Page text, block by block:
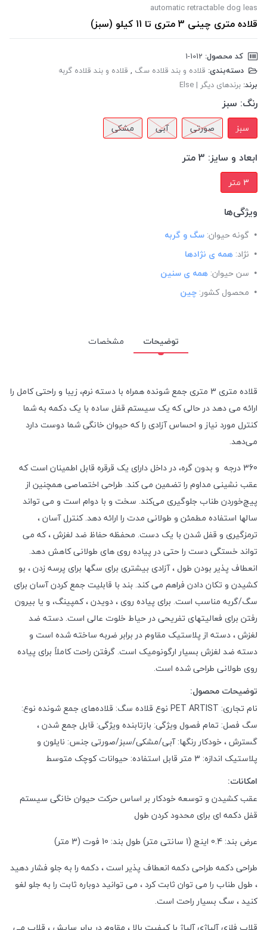
automatic retractable dog leas
قلاده متری چینی 3 متری تا 11 کیلو (سبز)
کد محصول:
دسته‌بندی: قلاده و بند قلاده سگ , قلاده و بند قلاده گربه
برند: برندهای دیگر | Else
رنگ: سبز
سبز صورتی آبی مشکی
ابعاد و سایز: 3 متر
3 متر
ویژگی‌ها
گونه حیوان: سگ و گربه
نژاد: همه ی نژادها
سن حیوان: همه ی سنین
محصول کشور: چین
توضیحات مشخصات
قلاده متری 3 متری جمع شونده همراه با دسته نرم، زیبا و راحتی کامل را
ارائه می دهد در حالی که یک سیستم قفل ساده با یک دکمه به شما
کنترل مورد نیاز و احساس آزادی را که حیوان خانگی شما دوست دارد
می‌دهد.
360 درجه و بدون گره، در داخل دارای یک قرقره قابل اطمینان است که
عقب نشینی مداوم را تضمین می کند. طراحی اختصاصی همچنین از
پیچ‌خوردن طناب جلوگیری می‌کند. سخت و با دوام است و می تواند
سالها استفاده مطمئن و طولانی مدت را ارائه دهد. کنترل آسان ،
ترمزگیری و قفل شدن با یک دست. محفظه حفاظ ضد لغزش ، که می
تواند خستگی دست را حتی در پیاده روی های طولانی کاهش دهد.
انعطاف پذیر بودن طول ، آزادی بیشتری برای سگها برای پرسه زدن ، بو
کشیدن و تکان دادن فراهم می کند. بند با قابلیت جمع کردن آسان برای
سگ/گربه مناسب است. برای پیاده روی ، دویدن ، کمپینگ، و یا بیرون
رفتن برای فعالیتهای تفریحی در حیاط خلوت عالی است. دسته ضد
لغزش ، دسته از پلاستیک مقاوم در برابر ضربه ساخته شده است و
دسته ضد لغزش بسیار ارگونومیک است. گرفتن راحت کاملاً برای پیاده
روی طولانی طراحی شده است.
توضیحات محصول:
نام تجاری: PET ARTIST
نوع قلاده سگ: قلاده‌های جمع شونده نوع:
سگ فصل: تمام فصول ویژگی: بازتابنده ویژگی: قابل جمع شدن ،
گسترش ، خودکار رنگها: آبی/مشکی/سبز/صورتی جنس: نایلون و
پلاستیک اندازه: 3 متر
قابل استفاده: حیوانات کوچک متوسط
امکانات:
عقب کشیدن و توسعه خودکار بر اساس حرکت حیوان خانگی سیستم
قفل دکمه ای برای محدود کردن طول
عرض بند: 0.4 اینچ (1 سانتی متر)
طول بند: 10 فوت (3 متر)
طراحی دکمه طراحی دکمه انعطاف پذیر است ، دکمه را به جلو فشار دهید
، طول طناب را می توان ثابت کرد ، می توانید دوباره ثابت را به جلو لغو
کنید ، سگ بسیار راحت است.